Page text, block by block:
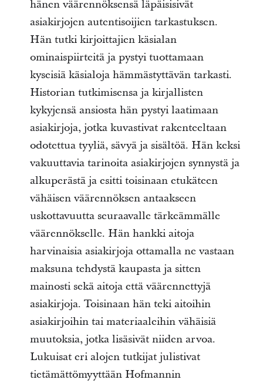
hänen väärennöksensä läpäisisivät
asiakirjojen autentisoijien tarkastuksen.
Hän tutki kirjoittajien käsialan
ominaispiirteitä ja pystyi tuottamaan
kyseisiä käsialoja hämmästyttävän tarkasti.
Historian tutkimisensa ja kirjallisten
kykyjensä ansiosta hän pystyi laatimaan
asiakirjoja, jotka kuvastivat rakenteeltaan
odotettua tyyliä, sävyä ja sisältöä. Hän keksi
vakuuttavia tarinoita asiakirjojen synnystä ja
alkuperästä ja esitti toisinaan etukäteen
vähäisen väärennöksen antaakseen
uskottavuutta seuraavalle tärkeämmälle
väärennökselle. Hän hankki aitoja
harvinaisia asiakirjoja ottamalla ne vastaan
maksuna tehdystä kaupasta ja sitten
mainosti sekä aitoja että väärennettyjä
asiakirjoja. Toisinaan hän teki aitoihin
asiakirjoihin tai materiaaleihin vähäisiä
muutoksia, jotka lisäsivät niiden arvoa.
Lukuisat eri alojen tutkijat julistivat
tietämättömyyttään Hofmannin